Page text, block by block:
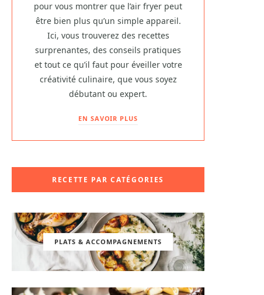
pour vous montrer que l’air fryer peut
être bien plus qu’un simple appareil.
Ici, vous trouverez des recettes
surprenantes, des conseils pratiques
et tout ce qu’il faut pour éveiller votre
créativité culinaire, que vous soyez
débutant ou expert.
EN SAVOIR PLUS
RECETTE PAR CATÉGORIES
PLATS & ACCOMPAGNEMENTS